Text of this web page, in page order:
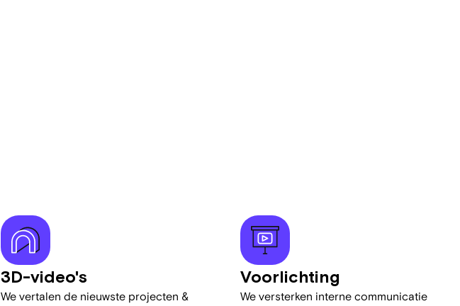
3D-video's
We vertalen de nieuwste projecten &
Voorlichting
We versterken interne communicatie